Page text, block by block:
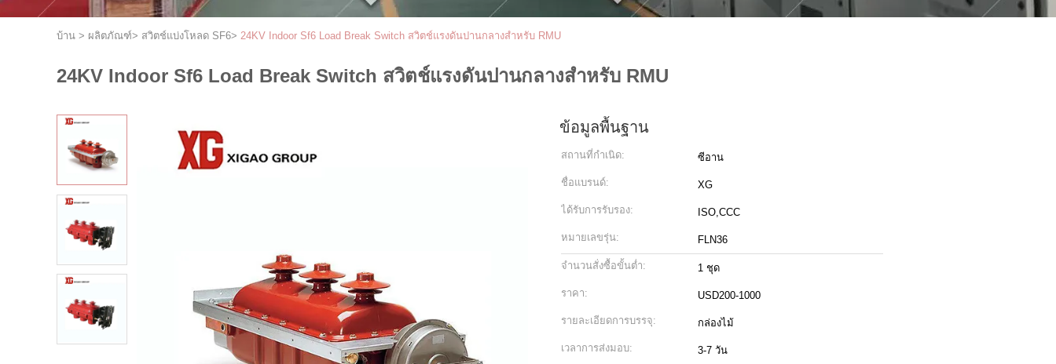
บ้าน > ผลิตภัณฑ์> สวิตช์แบ่งโหลด SF6> 24KV Indoor Sf6 Load Break Switch สวิตช์แรงดันปานกลางสำหรับ RMU
24KV Indoor Sf6 Load Break Switch สวิตช์แรงดันปานกลางสำหรับ RMU
ข้อมูลพื้นฐาน
สถานที่กำเนิด: ซีอาน
ชื่อแบรนด์: XG
ได้รับการรับรอง: ISO,CCC
หมายเลขรุ่น: FLN36
จำนวนสั่งซื้อขั้นต่ำ: 1 ชุด
ราคา: USD200-1000
รายละเอียดการบรรจุ: กล่องไม้
เวลาการส่งมอบ: 3-7 วัน